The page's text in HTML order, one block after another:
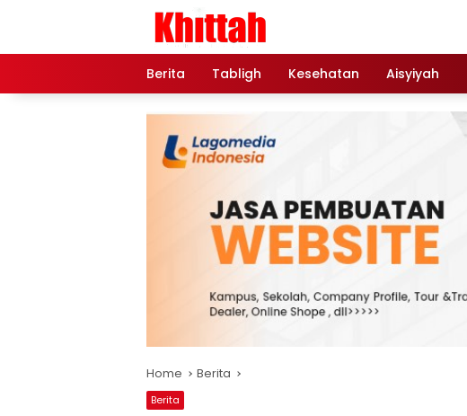
Berita Tabligh Kesehatan Aisyiyah
Home Berita
Berita